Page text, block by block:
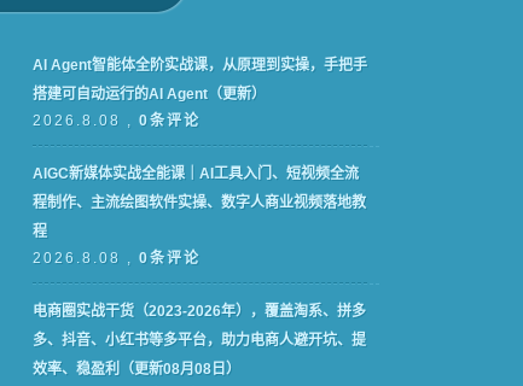
AI Agent智能体全阶实战课，从原理到实操，手把手
搭建可自动运行的AI Agent（更新）
2026.8.08 , 0条评论
AIGC新媒体实战全能课｜AI工具入门、短视频全流
程制作、主流绘图软件实操、数字人商业视频落地教
程
2026.8.08 , 0条评论
电商圈实战干货（2023-2026年），覆盖淘系、拼多
多、抖音、小红书等多平台，助力电商人避开坑、提
效率、稳盈利（更新08月08日）